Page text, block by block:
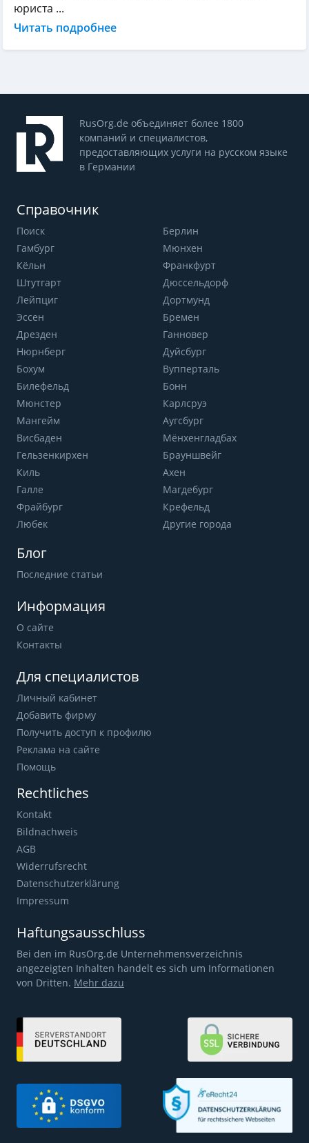
юриста ...
Читать подробнее
RusOrg.de объединяет более 1800
компаний и специалистов,
предоставляющих услуги на русском языке
в Германии
Справочник
Поиск
Берлин
Гамбург
Мюнхен
Кёльн
Франкфурт
Штутгарт
Дюссельдорф
Лейпциг
Дортмунд
Эссен
Бремен
Дрезден
Ганновер
Нюрнберг
Дуйсбург
Бохум
Вупперталь
Билефельд
Бонн
Мюнстер
Карлсруэ
Мангейм
Аугсбург
Висбаден
Мёнхенгладбах
Гельзенкирхен
Брауншвейг
Киль
Ахен
Галле
Магдебург
Фрайбург
Крефельд
Любек
Другие города
Блог
Последние статьи
Информация
О сайте
Контакты
Для специалистов
Личный кабинет
Добавить фирму
Получить доступ к профилю
Реклама на сайте
Помощь
Rechtliches
Kontakt
Bildnachweis
AGB
Widerrufsrecht
Datenschutzerklärung
Impressum
Haftungsausschluss
Bei den im RusOrg.de Unternehmensverzeichnis
angezeigten Inhalten handelt es sich um Informationen
von Dritten. Mehr dazu